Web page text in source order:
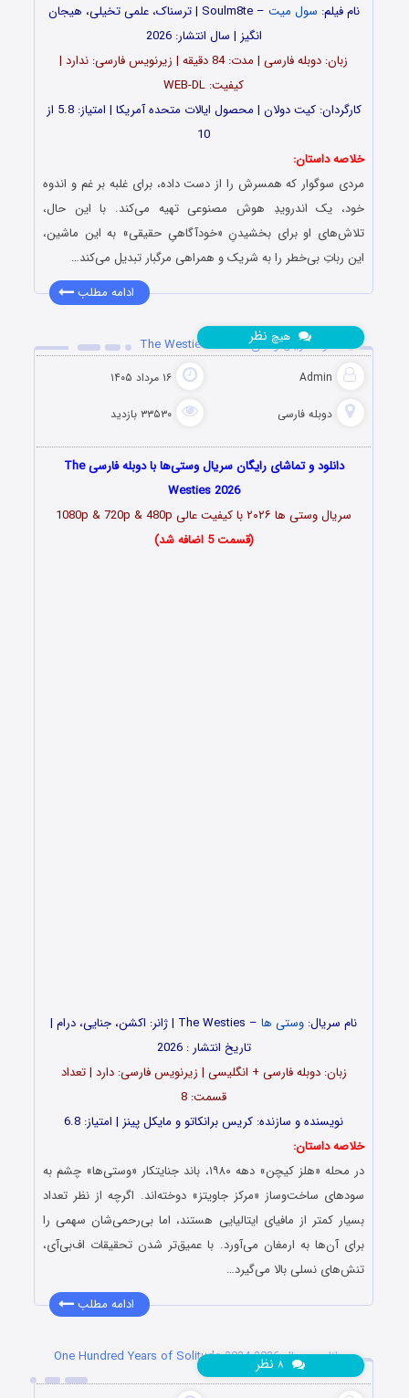
نام فیلم: سول میت
– Soulm8te | ترسناک، علمی تخیلی، هیجان
انگیز | سال انتشار: 2026
زبان: دوبله فارسی | مدت: 84 دقیقه | زیرنویس فارسی: ندارد |
کیفیت: WEB-DL
کارگردان: کیت دولان | محصول ایالات متحده آمریکا | امتیاز: 5.8 از
10
خلاصه داستان:
مردی سوگوار که همسرش را از دست داده، برای غلبه بر غم و اندوه
خود، یک اندرویدِ هوش مصنوعی تهیه می‌کند. با این حال،
تلاش‌های او برای بخشیدنِ «خودآگاهیِ حقیقی» به این ماشین،
این رباتِ بی‌خطر را به شریک و همراهی مرگبار تبدیل می‌کند…
ادامه مطلب
دانلود سریال وستی‌ها The Westies 2026
Admin ۱۶ مرداد ۱۴۰۵
دوبله فارسی ۳۳۵۳۰ بازدید
هیچ نظر
دانلود و تماشای رایگان سریال وستی‌ها با دوبله فارسی The
Westies 2026
سریال وستی ها ۲۰۲۶با کیفیت عالی 1080p & 720p & 480p
(قسمت 5 اضافه شد)
نام سریال: وستی ها
– The Westies | ژانر: اکشن، جنایی، درام |
تاریخ انتشار : 2026
زبان: دوبله فارسی + انگلیسی | زیرنویس فارسی: دارد | تعداد
قسمت: 8
نویسنده و سازنده: کریس برانکاتو و مایکل پینز | امتیاز: 6.8
خلاصه داستان:
در محله «هلز کیچن» دهه ۱۹۸۰، باند جنایتکار «وستی‌ها» چشم به
سودهای ساخت‌وساز «مرکز جاویتز» دوخته‌اند. اگرچه از نظر تعداد
بسیار کمتر از مافیای ایتالیایی هستند، اما بی‌رحمی‌شان سهمی را
برای آن‌ها به ارمغان می‌آورد. با عمیق‌تر شدن تحقیقات اف‌بی‌آی،
تنش‌های نسلی بالا می‌گیرد…
ادامه مطلب
دانلود سریال One Hundred Years of Solitude 2024-2026 نظر